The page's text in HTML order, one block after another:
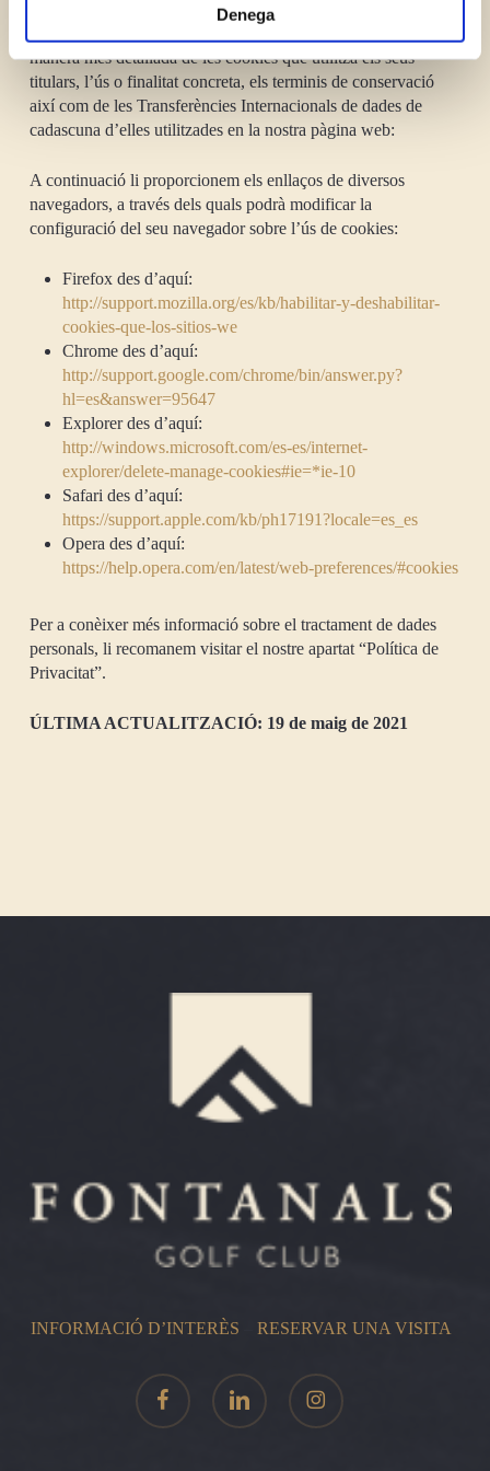
Denega
manera més detallada de les cookies que utilitza els seus
titulars, l’ús o finalitat concreta, els terminis de conservació
així com de les Transferències Internacionals de dades de
cadascuna d’elles utilitzades en la nostra pàgina web:
A continuació li proporcionem els enllaços de diversos
navegadors, a través dels quals podrà modificar la
configuració del seu navegador sobre l’ús de cookies:
Firefox des d’aquí:
http://support.mozilla.org/es/kb/habilitar-y-deshabilitar-
cookies-que-los-sitios-we
Chrome des d’aquí:
http://support.google.com/chrome/bin/answer.py?
hl=es&answer=95647
Explorer des d’aquí:
http://windows.microsoft.com/es-es/internet-
explorer/delete-manage-cookies#ie=*ie-10
Safari des d’aquí:
https://support.apple.com/kb/ph17191?locale=es_es
Opera des d’aquí:
https://help.opera.com/en/latest/web-preferences/#cookies
Per a conèixer més informació sobre el tractament de dades
personals, li recomanem visitar el nostre apartat “Política de
Privacitat”.
ÚLTIMA ACTUALITZACIÓ: 19 de maig de 2021
INFORMACIÓ D’INTERÈS RESERVAR UNA VISITA
facebook linkedin instagram